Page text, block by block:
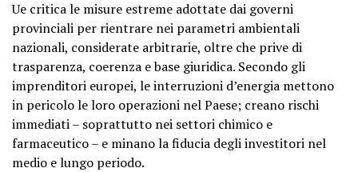
Ue critica le misure estreme adottate dai governi
provinciali per rientrare nei parametri ambientali
nazionali, considerate arbitrarie, oltre che prive di
trasparenza, coerenza e base giuridica. Secondo gli
imprenditori europei, le interruzioni d’energia mettono
in pericolo le loro operazioni nel Paese; creano rischi
immediati – soprattutto nei settori chimico e
farmaceutico – e minano la fiducia degli investitori nel
medio e lungo periodo.